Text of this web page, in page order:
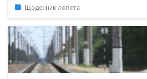
Щоденник логіста